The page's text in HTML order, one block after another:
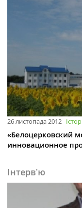
26 листопада 2012
«Белоцерковский
инновационное
Інтервʼю